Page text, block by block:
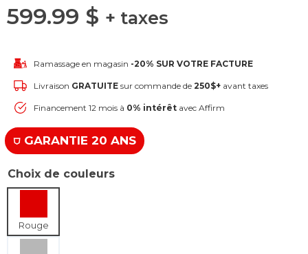
599.99 $ + taxes
Ramassage en magasin -20% SUR VOTRE FACTURE
Livraison GRATUITE sur commande de 250$+ avant taxes
Financement 12 mois à 0% intérêt avec Affirm
⛉ GARANTIE 20 ANS
Choix de couleurs
Rouge